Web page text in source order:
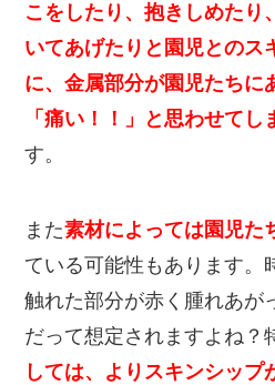
こをしたり、抱きしめたり
いてあげたりと園児とのス
に、金属部分が園児たちに
「痛い！！」と思わせてし
す。
また素材によっては園児た
ている可能性もあります。
触れた部分が赤く腫れあが
だって想定されますよね？
しては、よりスキンシップ